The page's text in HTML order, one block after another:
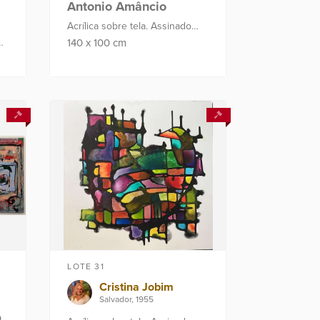
Antonio Amâncio
Acrílica sobre tela. Assinado
C.I.E. Intitulado, assinado e
140x 100cm
LOTE 31
Cristina Jobim
Salvador, 1955